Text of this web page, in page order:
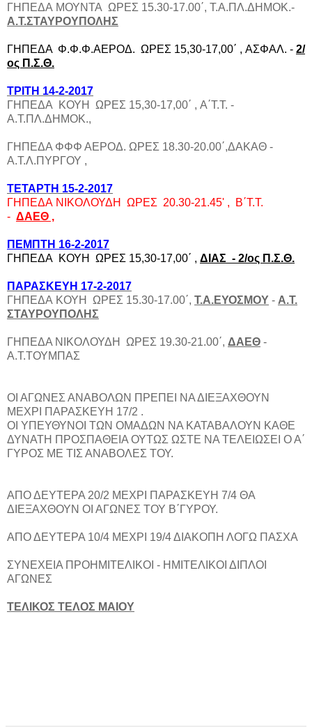
ΓΗΠΕΔΑ ΜΟΥΝΤΑ ΩΡΕΣ 15.30-17.00΄, Τ.Α.ΠΛ.ΔΗΜΟΚ.-
Α.Τ.ΣΤΑΥΡΟΥΠΟΛΗΣ
ΓΗΠΕΔΑ Φ.Φ.Φ.ΑΕΡΟΔ. ΩΡΕΣ 15,30-17,00΄ , ΑΣΦΑΛ. - 2/
ος Π.Σ.Θ.
TΡΙΤΗ 14-2-2017
ΓΗΠΕΔΑ ΚΟΥΗ ΩΡΕΣ 15,30-17,00΄ , Α΄Τ.Τ. -
Α.Τ.ΠΛ.ΔΗΜΟΚ.,
ΓΗΠΕΔΑ ΦΦΦ ΑΕΡΟΔ. ΩΡΕΣ 18.30-20.00΄,ΔΑΚΑΘ -
Α.Τ.Λ.ΠΥΡΓΟΥ ,
TΕΤΑΡΤΗ 15-2-2017
ΓΗΠΕΔΑ ΝΙΚΟΛΟΥΔΗ ΩΡΕΣ 20.30-21.45' , Β΄Τ.Τ.
- ΔΑΕΘ ,
ΠΕΜΠΤΗ 16-2-2017
ΓΗΠΕΔΑ ΚΟΥΗ ΩΡΕΣ 15,30-17,00΄ , ΔΙΑΣ - 2/ος Π.Σ.Θ.
ΠΑΡΑΣΚΕΥΗ 17-2-2017
ΓΗΠΕΔΑ ΚΟΥΗ ΩΡΕΣ 15.30-17.00΄, Τ.Α.ΕΥΟΣΜΟΥ - Α.Τ.
ΣΤΑΥΡΟΥΠΟΛΗΣ
ΓΗΠΕΔΑ ΝΙΚΟΛΟΥΔΗ ΩΡΕΣ 19.30-21.00΄, ΔΑΕΘ -
Α.Τ.ΤΟΥΜΠΑΣ
ΟΙ ΑΓΩΝΕΣ ΑΝΑΒΟΛΩΝ ΠΡΕΠΕΙ ΝΑ ΔΙΕΞΑΧΘΟΥΝ
ΜΕΧΡΙ ΠΑΡΑΣΚΕΥΗ 17/2 .
ΟΙ ΥΠΕΥΘΥΝΟΙ ΤΩΝ ΟΜΑΔΩΝ ΝΑ ΚΑΤΑΒΑΛΟΥΝ ΚΑΘΕ
ΔΥΝΑΤΗ ΠΡΟΣΠΑΘΕΙΑ ΟΥΤΩΣ ΩΣΤΕ ΝΑ ΤΕΛΕΙΩΣΕΙ Ο Α΄
ΓΥΡΟΣ ΜΕ ΤΙΣ ΑΝΑΒΟΛΕΣ ΤΟΥ.
ΑΠΟ ΔΕΥΤΕΡΑ 20/2 ΜΕΧΡΙ ΠΑΡΑΣΚΕΥΗ 7/4 ΘΑ
ΔΙΕΞΑΧΘΟΥΝ ΟΙ ΑΓΩΝΕΣ ΤΟΥ Β΄ΓΥΡΟΥ.
ΑΠΟ ΔΕΥΤΕΡΑ 10/4 ΜΕΧΡΙ 19/4 ΔΙΑΚΟΠΗ ΛΟΓΩ ΠΑΣΧΑ
ΣΥΝΕΧΕΙΑ ΠΡΟΗΜΙΤΕΛΙΚΟΙ - ΗΜΙΤΕΛΙΚΟΙ ΔΙΠΛΟΙ
ΑΓΩΝΕΣ
ΤΕΛΙΚΟΣ ΤΕΛΟΣ ΜΑΙΟΥ